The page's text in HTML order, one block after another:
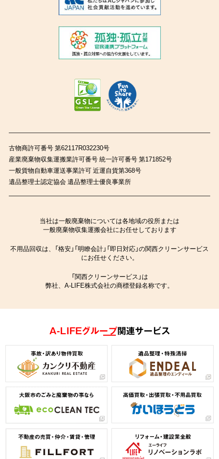
古物商許可番号 第62117R032230号
産業廃棄物収集運搬業許可番号 統一許可番号 第171852号
一般貨物自動車運送事業許可 近運自貨第368号
遺品整理士認定協会 遺品整理士優良事業所
当社は一般廃棄物については各地域の役所または
一般廃棄物収集運搬会社にお任せしております
不用品回収は、「格安」「明瞭会計」「即日対応」の関西クリーンサービス
にお任せください。
「関西クリーンサービス」は
弊社、A-LIFE株式会社の商標登録名称です。
A-LIFEグループ関連サービス